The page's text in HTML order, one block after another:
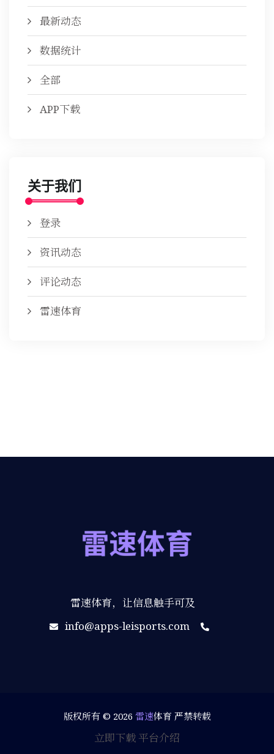
最新动态
数据统计
全部
APP下载
关于我们
登录
资讯动态
评论动态
雷速体育
雷速体育，让信息触手可及
info@apps-leisports.com
版权所有 © 2026 雷速体育 严禁转载
立即下载 平台介绍